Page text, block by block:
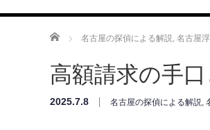
ホーム 名古屋の探偵による解説, 名古屋
高額請求の手
2025.7.8 名古屋の探偵による解説,